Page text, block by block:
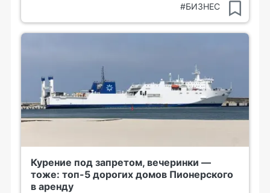
#БИЗНЕС
Курение под запретом, вечеринки —
тоже: топ-5 дорогих домов Пионерского
в аренду